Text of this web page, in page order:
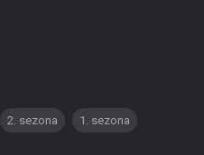
2. sezona 1. sezona